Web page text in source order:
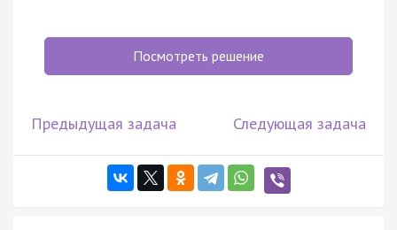
Посмотреть решение
Предыдущая задача Следующая задача